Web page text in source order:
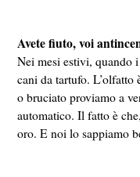
Avete fiuto, voi
Nei mesi estivi, quando
cani da tartufo. L’olfatto
o bruciato proviamo a
automatico. Il fatto è
oro. E noi lo sappiamo